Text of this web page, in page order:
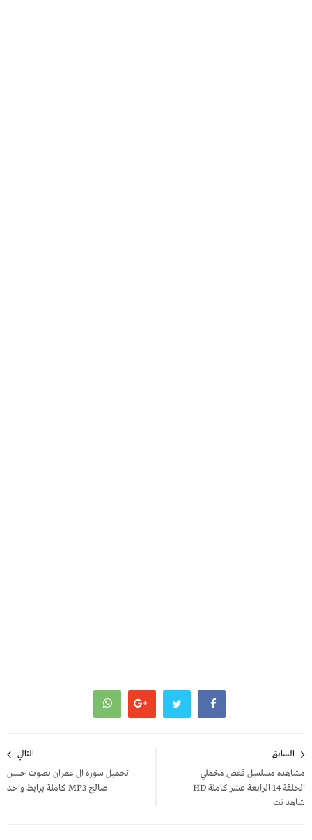
المقالات
السابق
مشاهده مسلسل قفص مخملي
الحلقة 14 الرابعة عشر كاملة HD
شاهد نت
التالي
تحميل سورة ال عمران بصوت حسن
صالح MP3 كاملة برابط واحد